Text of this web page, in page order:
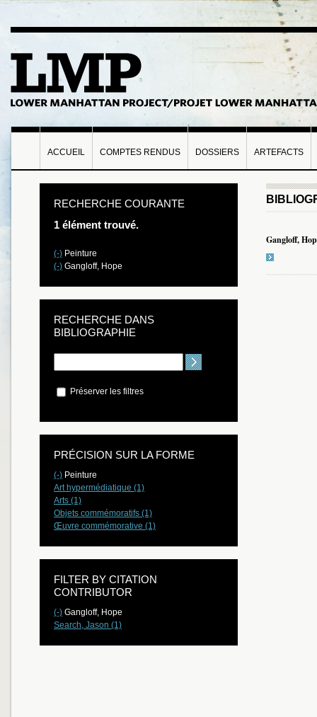
ACCUEIL COMPTES RENDUS DOSSIERS ARTEFACTS
Gangloff,
RECHERCHE COURANTE
1 élément trouvé.
(-) Peinture
(-) Gangloff, Hope
RECHERCHE DANS
BIBLIOGRAPHIE
Préserver les filtres
PRÉCISION SUR LA FORME
(-) Peinture
Art hypermédiatique (1)
Arts (1)
Objets commémoratifs (1)
Œuvre commémorative (1)
FILTER BY CITATION
CONTRIBUTOR
(-) Gangloff, Hope
Search, Jason (1)